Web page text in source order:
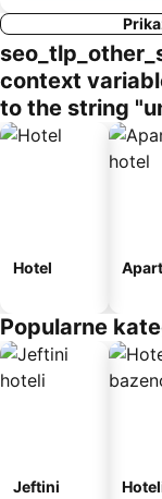
context
to the string
Hotel
Popularne
Jeftini